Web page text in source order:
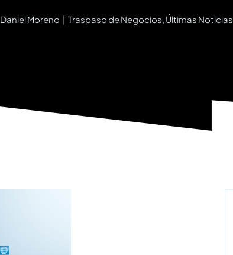
Daniel Moreno | Traspaso de Negocios, Últimas Noticias